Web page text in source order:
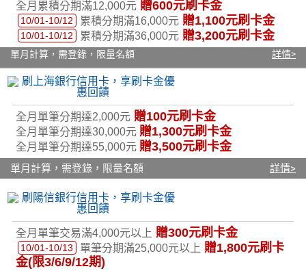
全月累積分期滿12,000元 贈600元刷卡金
10/01-10/12 累積分期滿16,000元贈1,100元刷卡金
10/01-10/12 累積分期滿36,000元贈3,200元刷卡金
單月計算，需登錄，限量名額 詳情>
全月單筆分期達2,000元贈100元刷卡金
全月單筆分期達30,000元 贈1,300元刷卡金
全月單筆分期達55,000元 贈3,500元刷卡金
單月計算，需登錄，限量名額 詳情>
全月單筆交易滿4,000元以上 贈300元刷卡金
10/01-10/13 單筆分期滿25,000元以上 贈1,800元刷卡
金(限3/6/9/12期)